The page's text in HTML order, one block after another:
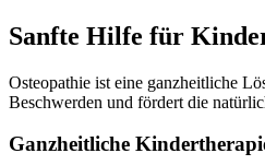
Sanfte Hilfe für
Osteopathie ist eine ganzheitliche
Beschwerden und fördert die
Ganzheitliche